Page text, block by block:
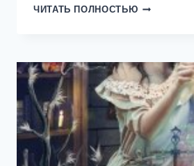
ЧИТАТЬ ПОЛНОСТЬЮ БЛОНДИНКА